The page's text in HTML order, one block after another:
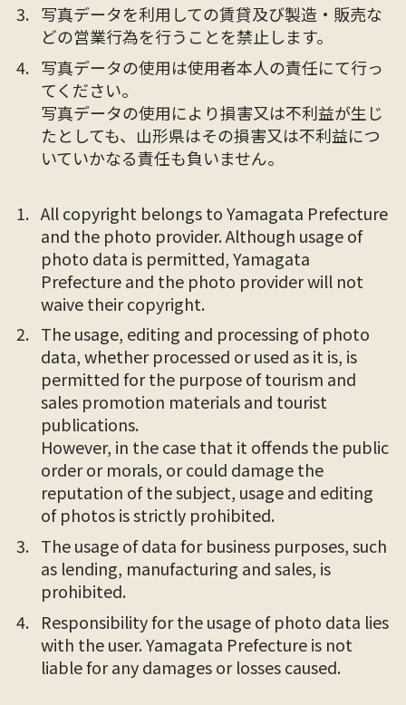
写真データを利用しての賃貸及び製造・販売な
どの営業行為を行うことを禁止します。
写真データの使用は使用者本人の責任にて行っ
てください。
写真データの使用により損害又は不利益が生じ
たとしても、山形県はその損害又は不利益につ
いていかなる責任も負いません。
All copyright belongs to Yamagata Prefecture
and the photo provider. Although usage of
photo data is permitted, Yamagata
Prefecture and the photo provider will not
waive their copyright.
The usage, editing and processing of photo
data, whether processed or used as it is, is
permitted for the purpose of tourism and
sales promotion materials and tourist
publications.
However, in the case that it offends the public
order or morals, or could damage the
reputation of the subject, usage and editing
of photos is strictly prohibited.
The usage of data for business purposes, such
as lending, manufacturing and sales, is
prohibited.
Responsibility for the usage of photo data lies
with the user. Yamagata Prefecture is not
liable for any damages or losses caused.